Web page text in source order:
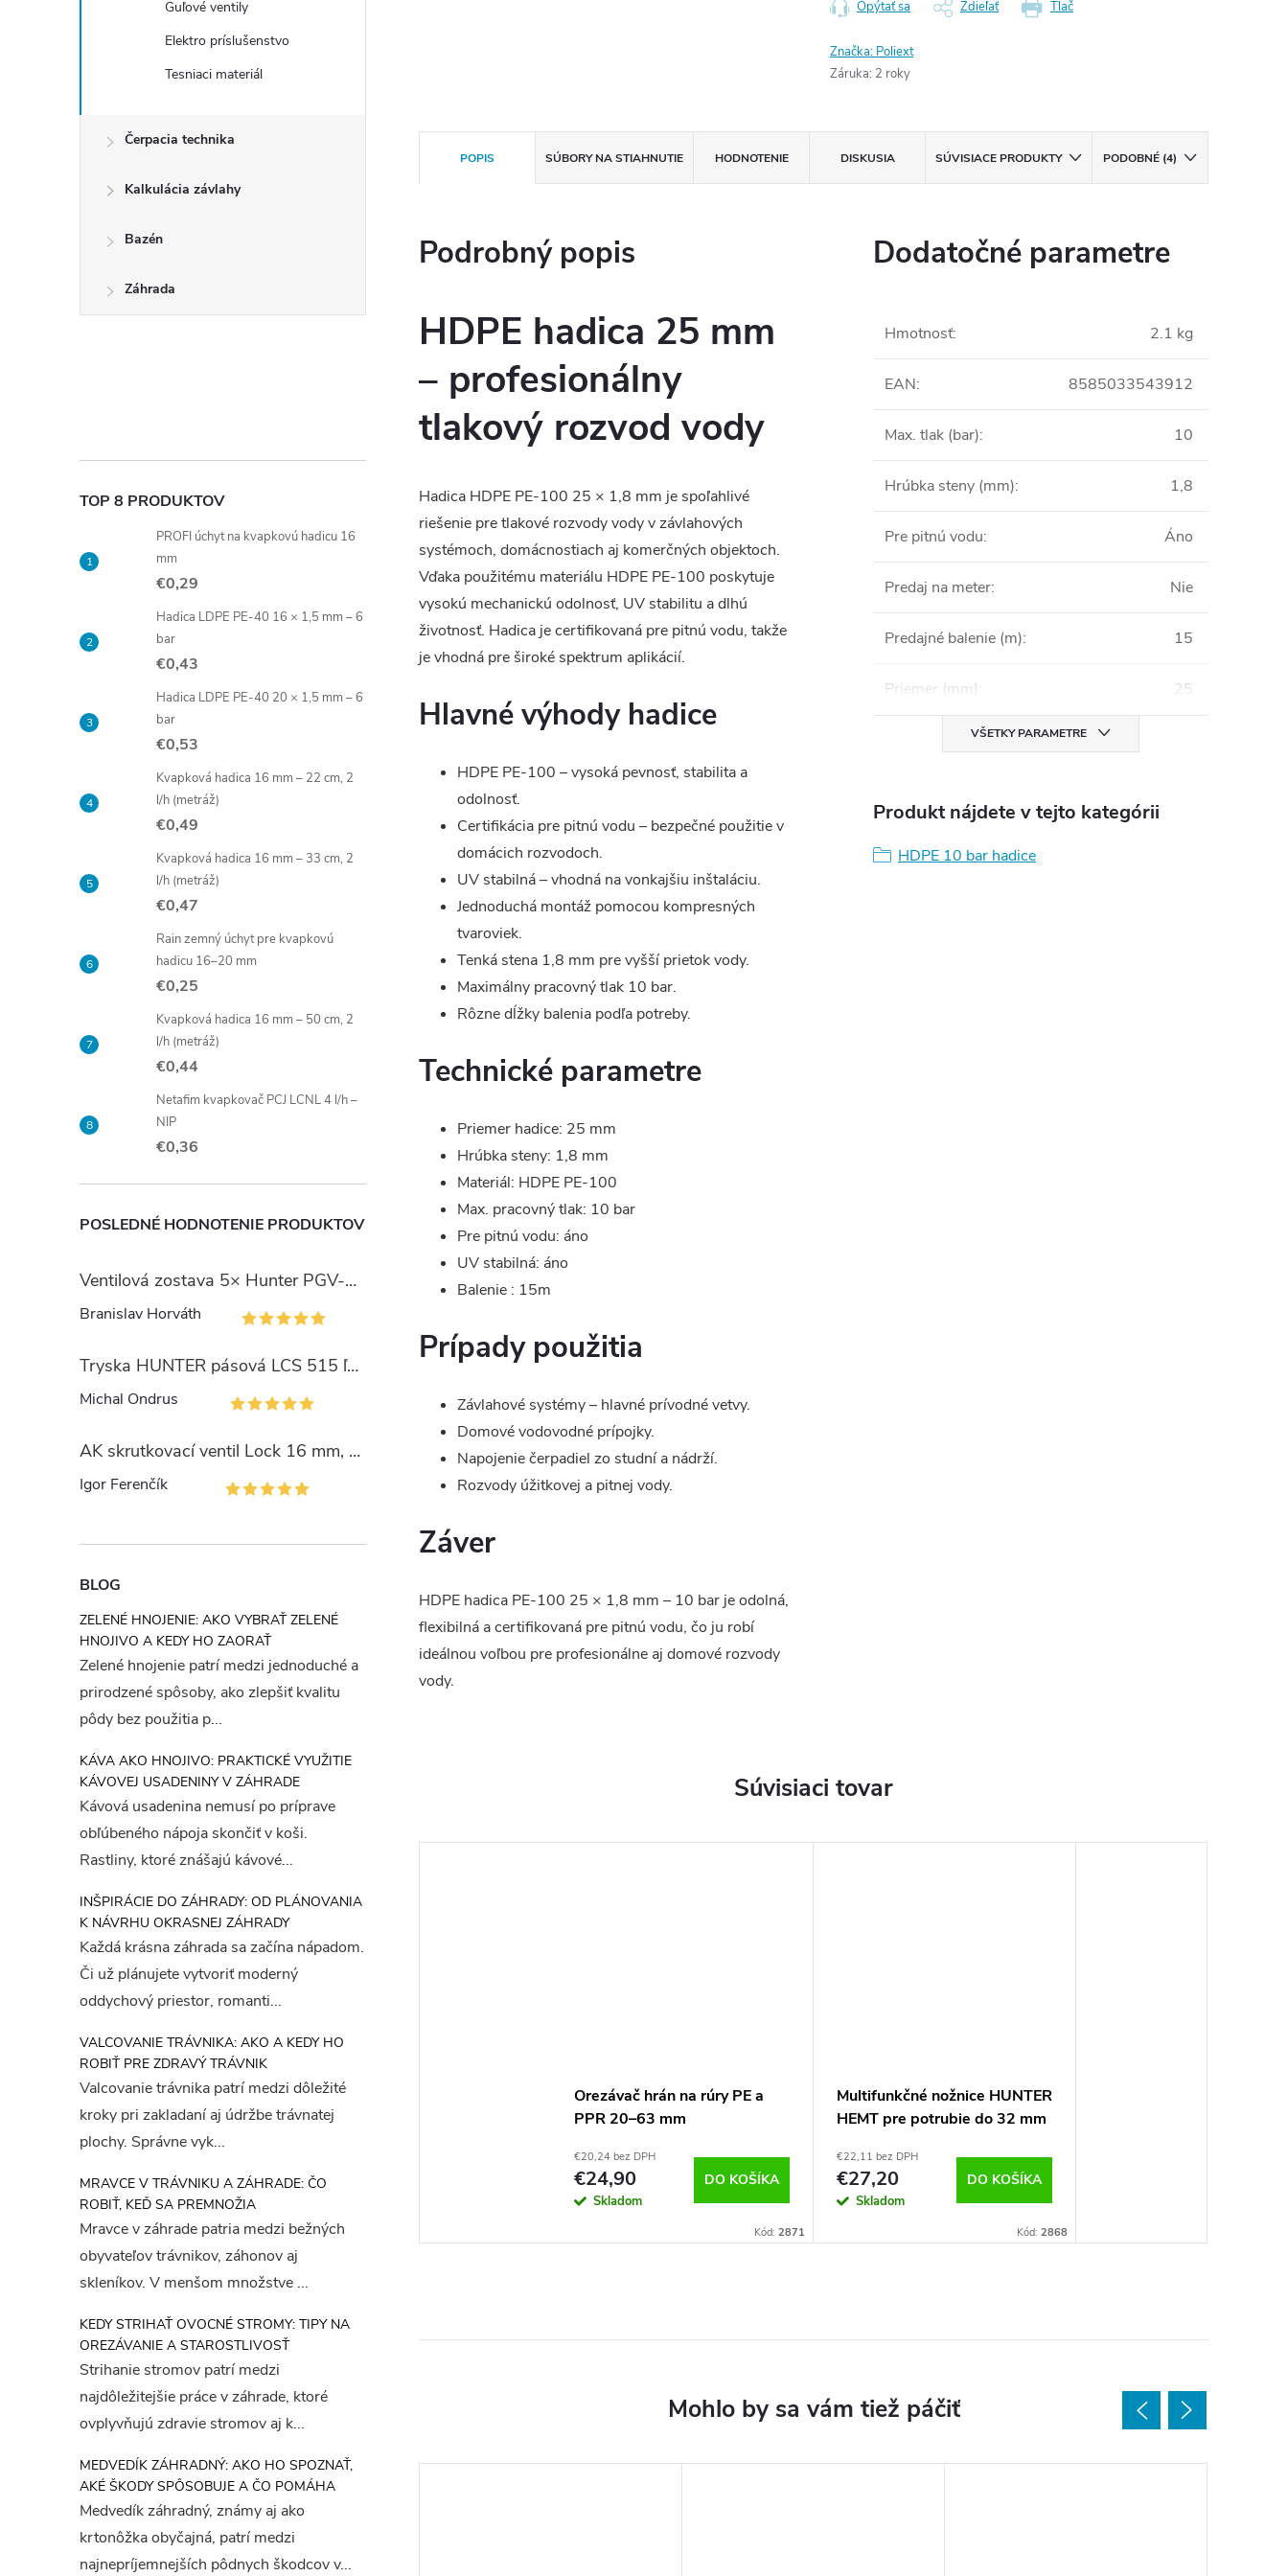
Guľové ventily
Elektro príslušenstvo
Tesniaci materiál
Čerpacia technika
Kalkulácia závlahy
Bazén
Záhrada
TOP 8 PRODUKTOV
PROFI úchyt na kvapkovú hadicu 16
mm
€0,29
Hadica LDPE PE-40 16 × 1,5 mm – 6
bar
€0,43
Hadica LDPE PE-40 20 × 1,5 mm – 6
bar
€0,53
Kvapková hadica 16 mm – 22 cm, 2
l/h (metráž)
€0,49
Kvapková hadica 16 mm – 33 cm, 2
l/h (metráž)
€0,47
Rain zemný úchyt pre kvapkovú
hadicu 16–20 mm
€0,25
Kvapková hadica 16 mm – 50 cm, 2
l/h (metráž)
€0,44
Netafim kvapkovač PCJ LCNL 4 l/h –
NIP
€0,36
POSLEDNÉ HODNOTENIE PRODUKTOV
Ventilová zostava 5× Hunter PGV-101 so šachtou Jumbo
Branislav Horváth
Tryska HUNTER pásová LCS 515 ľavý okraj
Michal Ondrus
AK skrutkovací ventil Lock 16 mm, PN4
Igor Ferenčík
BLOG
ZELENÉ HNOJENIE: AKO VYBRAŤ ZELENÉ
HNOJIVO A KEDY HO ZAORAŤ
Zelené hnojenie patrí medzi jednoduché a
prirodzené spôsoby, ako zlepšiť kvalitu
pôdy bez použitia p...
KÁVA AKO HNOJIVO: PRAKTICKÉ VYUŽITIE
KÁVOVEJ USADENINY V ZÁHRADE
Kávová usadenina nemusí po príprave
obľúbeného nápoja skončiť v koši.
Rastliny, ktoré znášajú kávové...
INŠPIRÁCIE DO ZÁHRADY: OD PLÁNOVANIA
K NÁVRHU OKRASNEJ ZÁHRADY
Každá krásna záhrada sa začína nápadom.
Či už plánujete vytvoriť moderný
oddychový priestor, romanti...
VALCOVANIE TRÁVNIKA: AKO A KEDY HO
ROBIŤ PRE ZDRAVÝ TRÁVNIK
Valcovanie trávnika patrí medzi dôležité
kroky pri zakladaní aj údržbe trávnatej
plochy. Správne vyk...
MRAVCE V TRÁVNIKU A ZÁHRADE: ČO
ROBIŤ, KEĎ SA PREMNOŽIA
Mravce v záhrade patria medzi bežných
obyvateľov trávnikov, záhonov aj
skleníkov. V menšom množstve ...
KEDY STRIHAŤ OVOCNÉ STROMY: TIPY NA
OREZÁVANIE A STAROSTLIVOSŤ
Strihanie stromov patrí medzi
najdôležitejšie práce v záhrade, ktoré
ovplyvňujú zdravie stromov aj k...
MEDVEDÍK ZÁHRADNÝ: AKO HO SPOZNAŤ,
AKÉ ŠKODY SPÔSOBUJE A ČO POMÁHA
Medvedík záhradný, známy aj ako
krtonôžka obyčajná, patrí medzi
najnepríjemnejších pôdnych škodcov v...
Tlač
Opýtať sa Zdieľať
Značka: Poliext
Záruka: 2 roky
POPIS SÚBORY NA STIAHNUTIE HODNOTENIE DISKUSIA SÚVISIACE PRODUKTY PODOBNÉ (4)
Podrobný popis
HDPE hadica 25 mm
– profesionálny
tlakový rozvod vody
Hadica HDPE PE-100 25 × 1,8 mm je spoľahlivé
riešenie pre tlakové rozvody vody v závlahových
systémoch, domácnostiach aj komerčných objektoch.
Vďaka použitému materiálu HDPE PE-100 poskytuje
vysokú mechanickú odolnosť, UV stabilitu a dlhú
životnosť. Hadica je certifikovaná pre pitnú vodu, takže
je vhodná pre široké spektrum aplikácií.
Hlavné výhody hadice
HDPE PE-100 – vysoká pevnosť, stabilita a
odolnosť.
Certifikácia pre pitnú vodu – bezpečné použitie v
domácich rozvodoch.
UV stabilná – vhodná na vonkajšiu inštaláciu.
Jednoduchá montáž pomocou kompresných
tvaroviek.
Tenká stena 1,8 mm pre vyšší prietok vody.
Maximálny pracovný tlak 10 bar.
Rôzne dĺžky balenia podľa potreby.
Technické parametre
Priemer hadice: 25 mm
Hrúbka steny: 1,8 mm
Materiál: HDPE PE-100
Max. pracovný tlak: 10 bar
Pre pitnú vodu: áno
UV stabilná: áno
Balenie : 15m
Prípady použitia
Závlahové systémy – hlavné prívodné vetvy.
Domové vodovodné prípojky.
Napojenie čerpadiel zo studní a nádrží.
Rozvody úžitkovej a pitnej vody.
Záver
HDPE hadica PE-100 25 × 1,8 mm – 10 bar je odolná,
flexibilná a certifikovaná pre pitnú vodu, čo ju robí
ideálnou voľbou pre profesionálne aj domové rozvody
vody.
Dodatočné parametre
Hmotnosť: 2.1 kg
EAN: 8585033543912
Max. tlak (bar): 10
Hrúbka steny (mm): 1,8
Pre pitnú vodu: Áno
Predaj na meter: Nie
Predajné balenie (m): 15
Priemer (mm): 25
VŠETKY PARAMETRE
Produkt nájdete v tejto kategórii
HDPE 10 bar hadice
Súvisiaci tovar
Orezávač hrán na rúry PE a
PPR 20–63 mm
€20,24 bez DPH
€24,90
Skladom
DO KOŠÍKA
Kód: 2871
Multifunkčné nožnice HUNTER
HEMT pre potrubie do 32 mm
€22,11 bez DPH
€27,20
Skladom
DO KOŠÍKA
Kód: 2868